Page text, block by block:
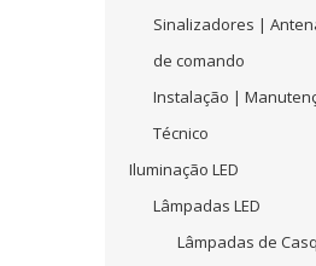
Sinalizadores |
de comando
Instalação |
Técnico
Iluminação LED
Lâmpadas LED
Lâmpadas de